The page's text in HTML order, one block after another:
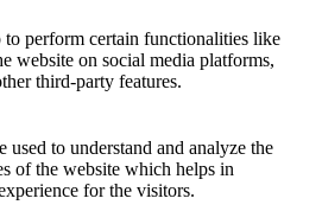
perform certain functionalities like
website on social media platforms,
third-party features.
used to understand and analyze the
of the website which helps in
for the visitors.